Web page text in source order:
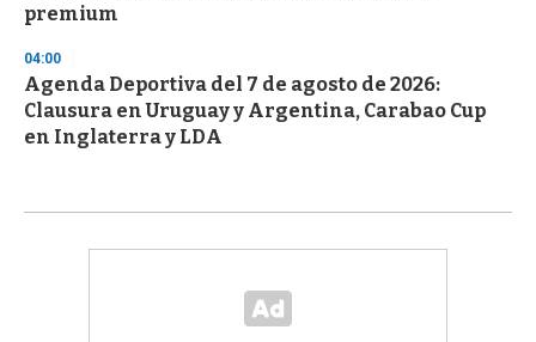
premium
04:00
Agenda Deportiva del 7 de agosto de 2026:
Clausura en Uruguay y Argentina, Carabao Cup
en Inglaterra y LDA